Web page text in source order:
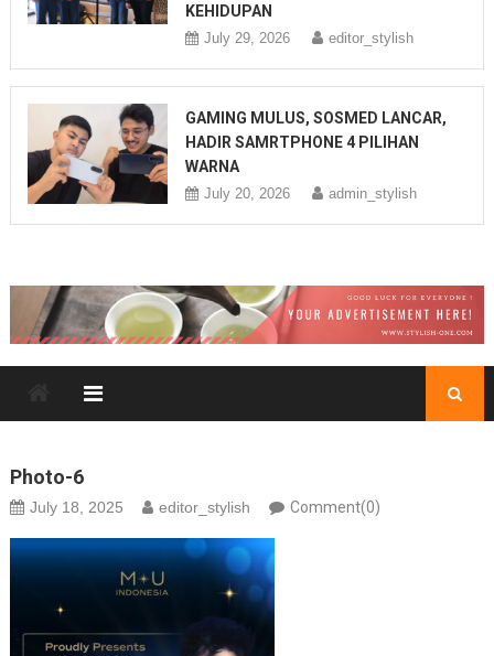
KEHIDUPAN
July 29, 2026 editor_stylish
GAMING MULUS, SOSMED LANCAR,
HADIR SAMRTPHONE 4 PILIHAN
WARNA
July 20, 2026 admin_stylish
Photo-6
July 18, 2025 editor_stylish Comment(0)